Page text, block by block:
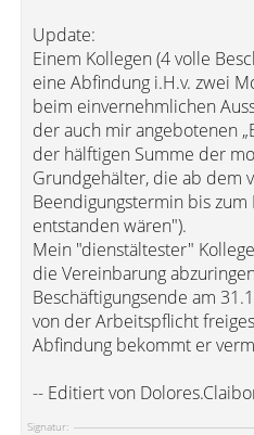
Update:
Einem Kollegen (4 volle
eine Abfindung i.H.v. zwei
beim einvernehmlichen
der auch mir angebotenen
der hälftigen Summe der
Grundgehälter, die ab dem
Beendigungstermin bis
entstanden wären").
Mein "dienstältester"
die Vereinbarung
Beschäftigungsende am
von der Arbeitspflicht
Abfindung bekommt er
-- Editiert von
Signatur: